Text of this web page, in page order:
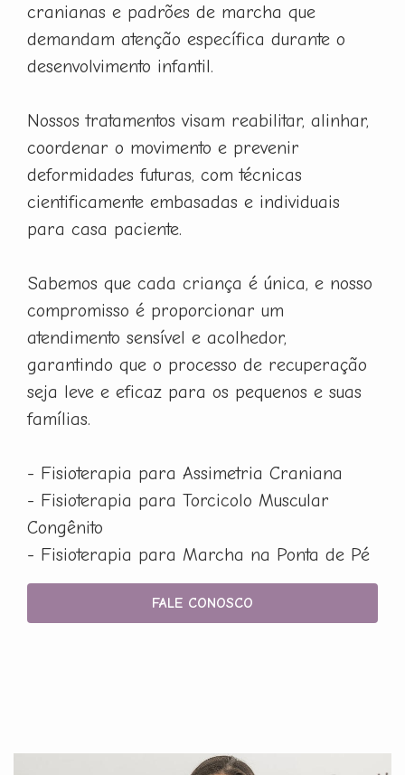
cranianas e padrões de marcha que
demandam atenção específica durante o
desenvolvimento infantil.
Nossos tratamentos visam reabilitar, alinhar,
coordenar o movimento e prevenir
deformidades futuras, com técnicas
cientificamente embasadas e individuais
para casa paciente.
Sabemos que cada criança é única, e nosso
compromisso é proporcionar um
atendimento sensível e acolhedor,
garantindo que o processo de recuperação
seja leve e eficaz para os pequenos e suas
famílias.
- Fisioterapia para Assimetria Craniana
- Fisioterapia para Torcicolo Muscular
Congênito
- Fisioterapia para Marcha na Ponta de Pé
FALE CONOSCO